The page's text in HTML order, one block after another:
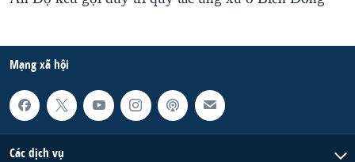
Mạng xã hội
Các dịch vụ